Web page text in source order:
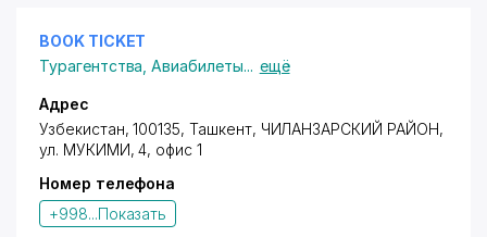
BOOK TICKET
Турагентства ,Авиабилеты... ещё
Адрес
Узбекистан, 100135, Ташкент, ЧИЛАНЗАРСКИЙ РАЙОН,
ул. МУКИМИ, 4, офис 1
Номер телефона
+998...Показать